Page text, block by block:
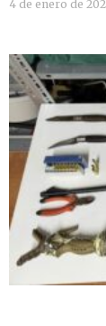
4 de enero de